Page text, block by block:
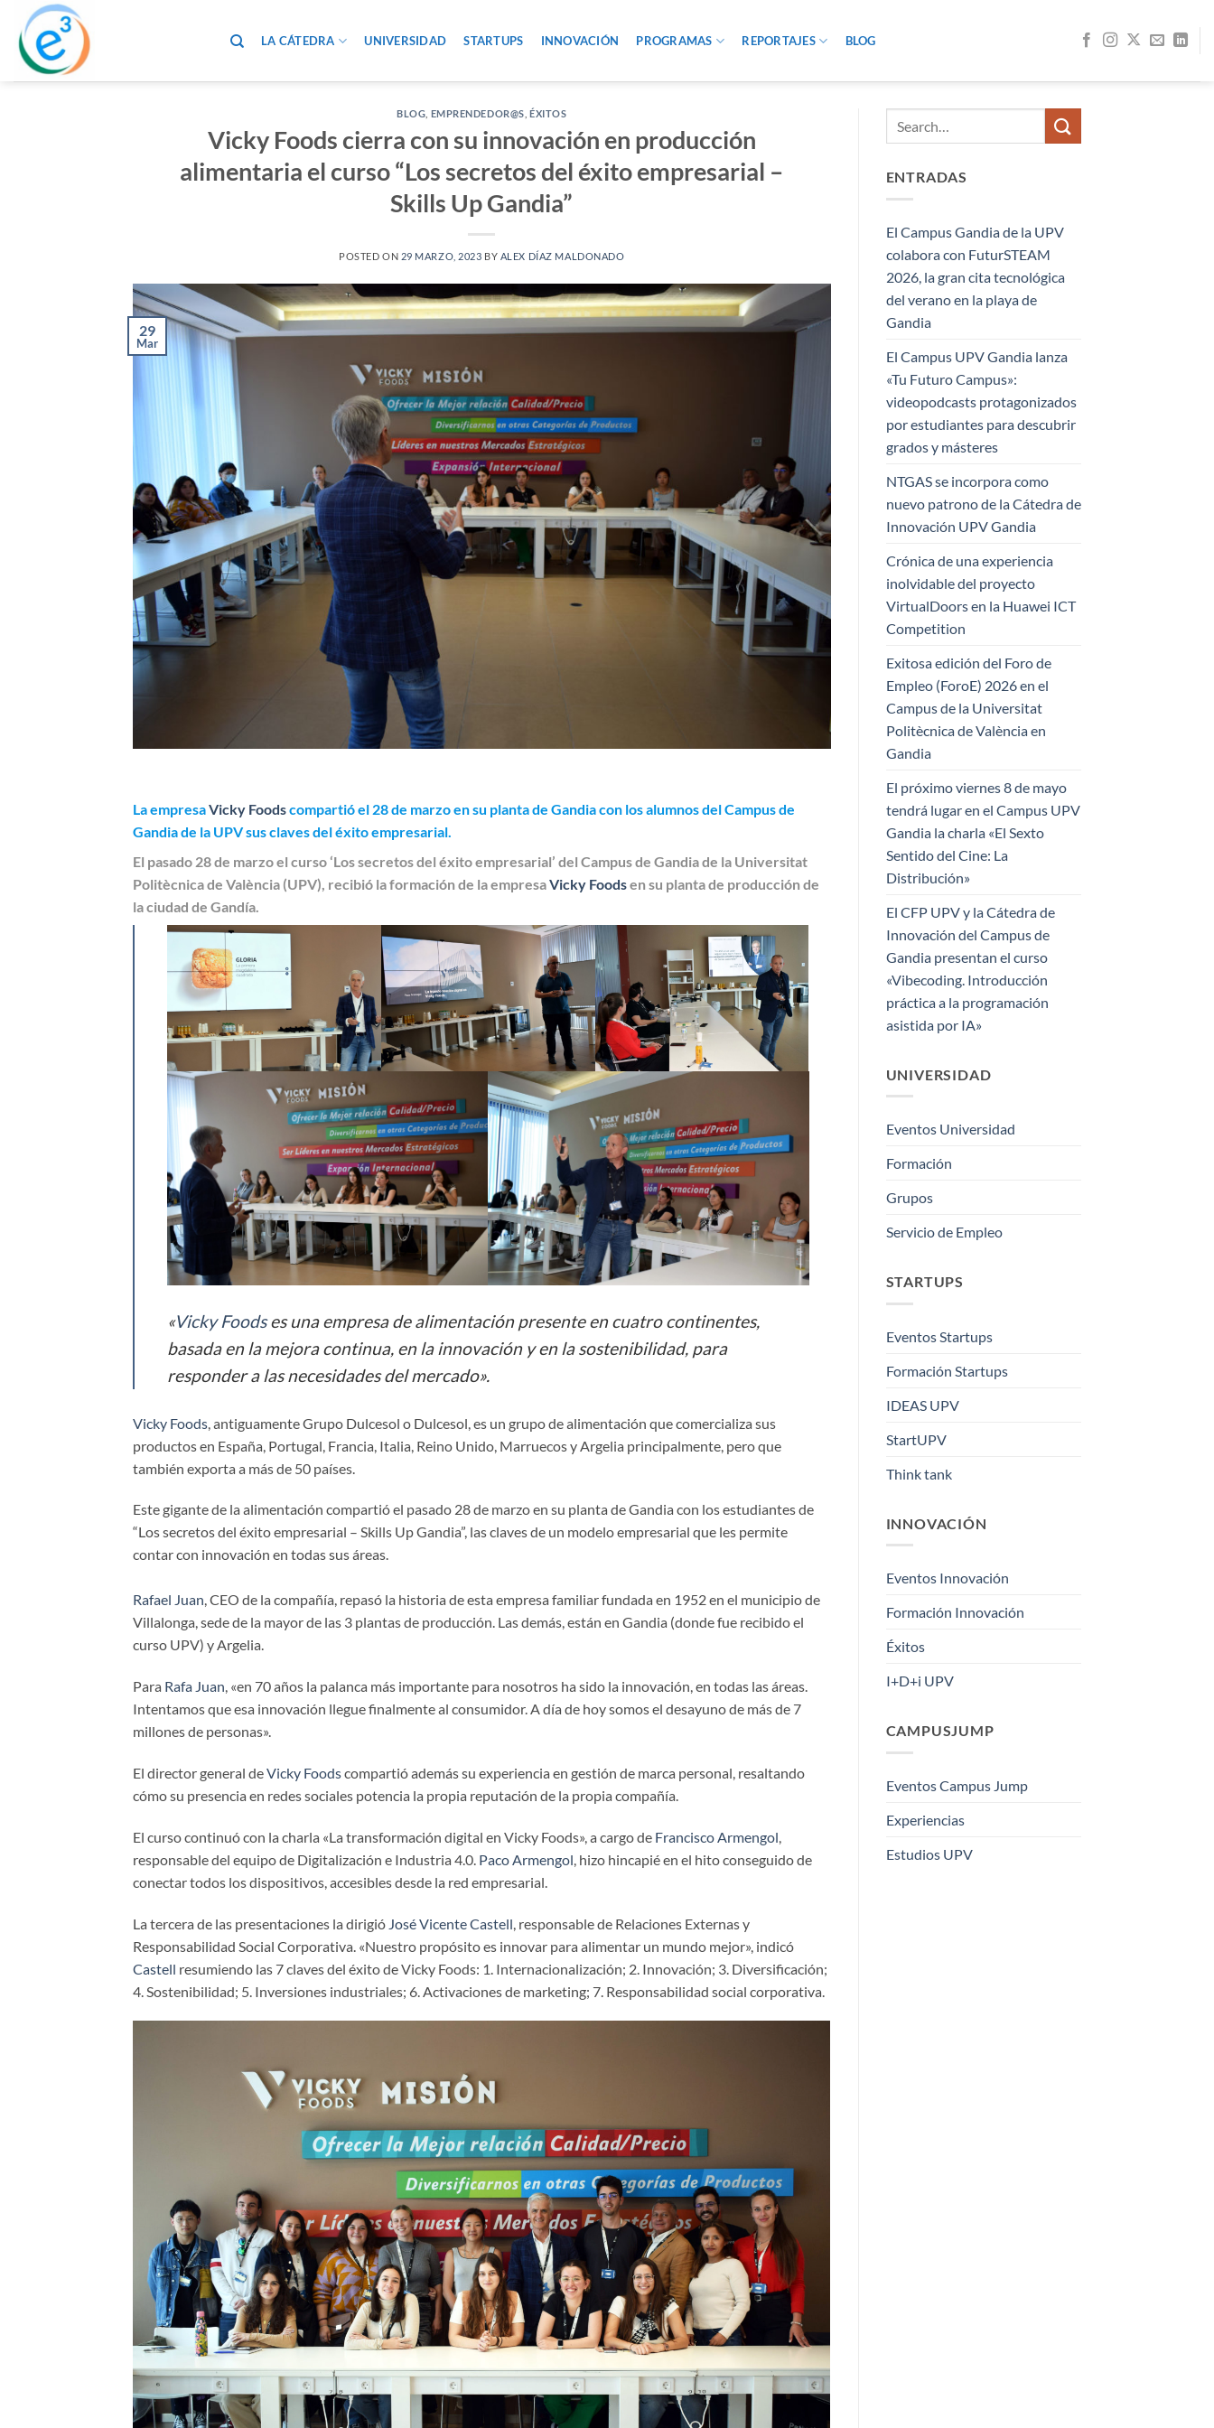
Saltar
contenido
LA CÁTEDRA UNIVERSIDAD STARTUPS INNOVACIÓN PROGRAMAS REPORTAJES BLOG
BLOG EMPRENDEDOR@S ÉXITOS
Vicky Foods cierra con su innovación en producción
alimentaria el curso “Los secretos del éxito empresarial –
Skills Up Gandia”
POSTED ON 29 MARZO, 2023 BY ALEX DÍAZ MALDONADO
29
Mar
La empresaVicky Foodscompartió el 28 de marzo en su planta de Gandia con los alumnos del Campus de
Gandia de la UPV sus claves del éxito empresarial.
El pasado 28 de marzo el curso ‘Los secretos del éxito empresarial’ del Campus de Gandia de la Universitat
Politècnica de València (UPV), recibió la formación de la empresaVicky Foodsen su planta de producción de
la ciudad de Gandía.
«Vicky Foodses una empresa de alimentación presente en cuatro continentes,
basada en la mejora continua, en la innovación y en la sostenibilidad, para
responder a las necesidades del mercado».
Vicky Foods , antiguamente Grupo Dulcesol o Dulcesol, es un grupo de alimentación que comercializa sus
productos en España, Portugal, Francia, Italia, Reino Unido, Marruecos y Argelia principalmente, pero que
también exporta a más de 50 países.
Este gigante de la alimentación compartió el pasado 28 de marzo en su planta de Gandia con los estudiantes de
“Los secretos del éxito empresarial – Skills Up Gandia”, las claves de un modelo empresarial que les permite
contar con innovación en todas sus áreas.
Rafael Juan, CEO de la compañía, repasó la historia de esta empresa familiar fundada en 1952 en el municipio de
Villalonga, sede de la mayor de las 3 plantas de producción. Las demás, están en Gandia (donde fue recibido el
curso UPV) y Argelia.
Para Rafa Juan, «en 70 años la palanca más importante para nosotros ha sido la innovación, en todas las áreas.
Intentamos que esa innovación llegue finalmente al consumidor. A día de hoy somos el desayuno de más de 7
millones de personas».
El director general deVicky Foodscompartió además su experiencia en gestión de marca personal, resaltando
cómo su presencia en redes sociales potencia la propia reputación de la propia compañía.
El curso continuó con la charla «La transformación digital en Vicky Foods», a cargo de Francisco Armengol
responsable del equipo de Digitalización e Industria 4.0. Paco Armengol , hizo hincapié en el hito conseguido de
conectar todos los dispositivos, accesibles desde la red empresarial.
La tercera de las presentaciones la dirigió José Vicente Castell , responsable de Relaciones Externas y
Responsabilidad Social Corporativa. «Nuestro propósito es innovar para alimentar un mundo mejor», indicó
Castell resumiendo las 7 claves del éxito de Vicky Foods: 1. Internacionalización; 2. Innovación; 3. Diversificación;
4. Sostenibilidad; 5. Inversiones industriales; 6. Activaciones de marketing; 7. Responsabilidad social corporativa.
ENTRADAS
El Campus Gandia de la UPV
colabora con FuturSTEAM
2026, la gran cita tecnológica
del verano en la playa de
Gandia
El Campus UPV Gandia lanza
«Tu Futuro Campus»:
videopodcasts protagonizados
por estudiantes para descubrir
grados y másteres
NTGAS se incorpora como
nuevo patrono de la Cátedra de
Innovación UPV Gandia
Crónica de una experiencia
inolvidable del proyecto
VirtualDoors en la Huawei ICT
Competition
Exitosa edición del Foro de
Empleo (ForoE) 2026 en el
Campus de la Universitat
Politècnica de València en
Gandia
El próximo viernes 8 de mayo
tendrá lugar en el Campus UPV
Gandia la charla «El Sexto
Sentido del Cine: La
Distribución»
El CFP UPV y la Cátedra de
Innovación del Campus de
Gandia presentan el curso
«Vibecoding. Introducción
práctica a la programación
asistida por IA»
UNIVERSIDAD
Eventos Universidad
Formación
Grupos
Servicio de Empleo
STARTUPS
Eventos Startups
Formación Startups
IDEAS UPV
StartUPV
Think tank
INNOVACIÓN
Eventos Innovación
Formación Innovación
Éxitos
I+D+i UPV
CAMPUSJUMP
Eventos Campus Jump
Experiencias
Estudios UPV